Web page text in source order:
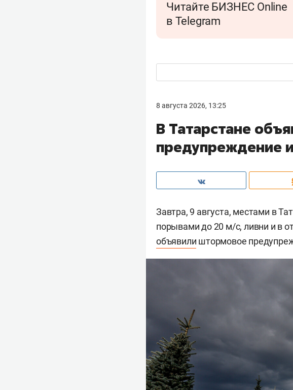
Читайте БИЗНЕС Online
в Telegram
8 августа 2026, 13:25
В Татарстане
предупреждение
Завтра, 9 августа, местами в
порывами до 20 м/c, ливни и в
объявили штормовое